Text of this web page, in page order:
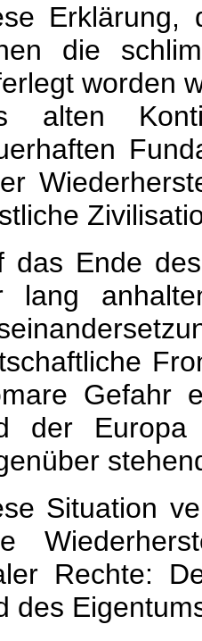
Erklärung,
die
worden
alten
das Ende
lang
Gefahr
der
Situation
Rechte:
des